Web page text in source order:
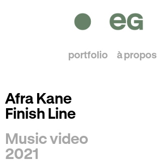
portfolio à propos
Afra Kane
Finish Line
Music video
2021